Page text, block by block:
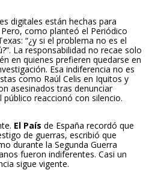
digitales están hechas para
como planteó el Periódico
“¿y si el problema no es el
La responsabilidad no recae solo
en quienes prefieren quedarse en
Esa indiferencia no es
como Raúl Celis en Iquitos y
asesinados tras denunciar
reaccionó con silencio.
El País de España recordó que
de guerras, escribió que
durante la Segunda Guerra
fueron indiferentes. Casi un
sigue vigente.